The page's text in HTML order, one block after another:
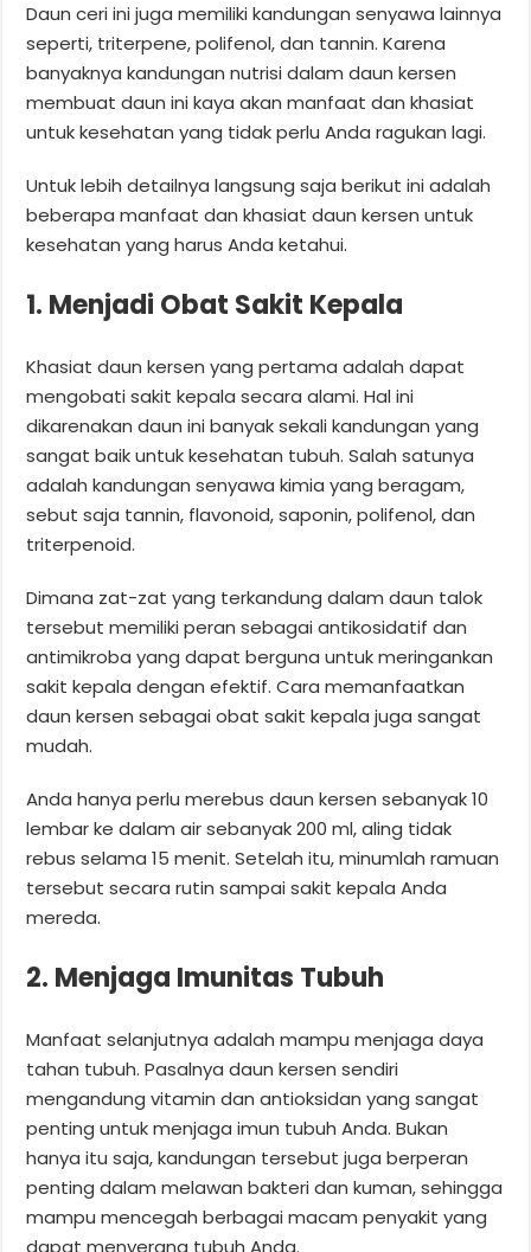
Daun ceri ini juga memiliki kandungan senyawa lainnya
seperti, triterpene, polifenol, dan tannin. Karena
banyaknya kandungan nutrisi dalam daun kersen
membuat daun ini kaya akan manfaat dan khasiat
untuk kesehatan yang tidak perlu Anda ragukan lagi.
Untuk lebih detailnya langsung saja berikut ini adalah
beberapa manfaat dan khasiat daun kersen untuk
kesehatan yang harus Anda ketahui.
1. Menjadi Obat Sakit Kepala
Khasiat daun kersen yang pertama adalah dapat
mengobati sakit kepala secara alami. Hal ini
dikarenakan daun ini banyak sekali kandungan yang
sangat baik untuk kesehatan tubuh. Salah satunya
adalah kandungan senyawa kimia yang beragam,
sebut saja tannin, flavonoid, saponin, polifenol, dan
triterpenoid.
Dimana zat-zat yang terkandung dalam daun talok
tersebut memiliki peran sebagai antikosidatif dan
antimikroba yang dapat berguna untuk meringankan
sakit kepala dengan efektif. Cara memanfaatkan
daun kersen sebagai obat sakit kepala juga sangat
mudah.
Anda hanya perlu merebus daun kersen sebanyak 10
lembar ke dalam air sebanyak 200 ml, aling tidak
rebus selama 15 menit. Setelah itu, minumlah ramuan
tersebut secara rutin sampai sakit kepala Anda
mereda.
2. Menjaga Imunitas Tubuh
Manfaat selanjutnya adalah mampu menjaga daya
tahan tubuh. Pasalnya daun kersen sendiri
mengandung vitamin dan antioksidan yang sangat
penting untuk menjaga imun tubuh Anda. Bukan
hanya itu saja, kandungan tersebut juga berperan
penting dalam melawan bakteri dan kuman, sehingga
mampu mencegah berbagai macam penyakit yang